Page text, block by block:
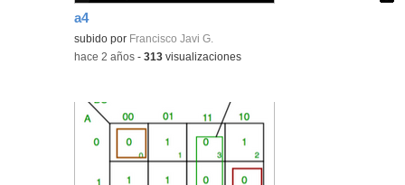
a4
Contenido educativo.
subido por Francisco Javi G.
-hace 2 años -313 visualizaciones